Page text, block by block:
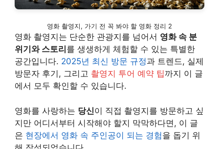
영화 촬영지, 가기 전 꼭 봐야 할 영화 정리 2
영화 촬영지는 단순한 관광지를 넘어서 영화 속 분
위기와 스토리 를 생생하게 체험할 수 있는 특별한
공간입니다. 2025년 최신 방문 규정과 트렌드, 실제
방문자 후기, 그리고 촬영지 투어 예약 팁까지 이 글
에서 모두 확인할 수 있습니다.
영화를 사랑하는 당신이 직접 촬영지를 방문하고 싶
지만 어디서부터 시작해야 할지 막막하다면, 이 글
은 현장에서 영화 속 주인공이 되는 경험을 돕기 위